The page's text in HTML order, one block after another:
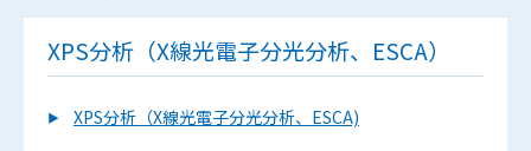
XPS分析（X線光電子分光分析、ESCA）
XPS分析（X線光電子分光分析、ESCA)